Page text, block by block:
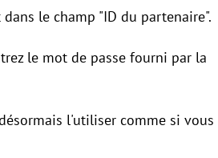
le champ "ID du partenaire".
le mot de passe fourni par la
l'utiliser comme si vous